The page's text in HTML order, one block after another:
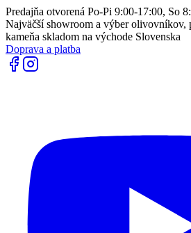
Predajňa otvorená Po-Pi 9:00-17:00, So
Najväčší showroom a výber olivovníkov,
kameňa skladom na východe Slovenska
Doprava a platba